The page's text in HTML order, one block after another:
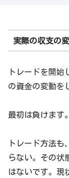
実際の収支の
トレードを開
の資金の変動を
最初は負けます。
トレード方法
らない。その状
はないです。現